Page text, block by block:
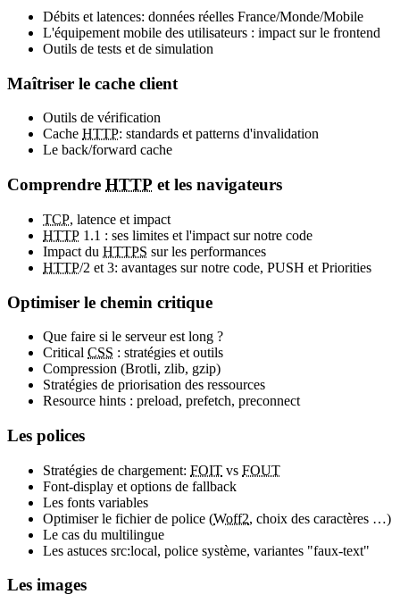
Débits et latences: données réelles France/Monde/Mobile
L'équipement mobile des utilisateurs : impact sur le frontend
Outils de tests et de simulation
Maîtriser le cache client
Outils de vérification
Cache HTTP: standards et patterns d'invalidation
Le back/forward cache
Comprendre HTTP et les navigateurs
TCP, latence et impact
HTTP 1.1 : ses limites et l'impact sur notre code
Impact du HTTPS sur les performances
HTTP/2 et 3: avantages sur notre code, PUSH et Priorities
Optimiser le chemin critique
Que faire si le serveur est long ?
Critical CSS : stratégies et outils
Compression (Brotli, zlib, gzip)
Stratégies de priorisation des ressources
Resource hints : preload, prefetch, preconnect
Les polices
Stratégies de chargement: FOIT vs FOUT
Font-display et options de fallback
Les fonts variables
Optimiser le fichier de police (Woff2, choix des caractères …)
Le cas du multilingue
Les astuces src:local, police système, variantes "faux-text"
Les images